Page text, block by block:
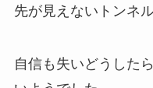
先が見えないトンネ
自信も失いどうした